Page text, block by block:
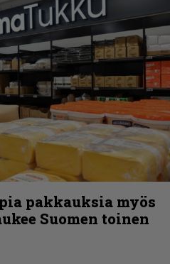
pakkauksia myös
Suomen toinen